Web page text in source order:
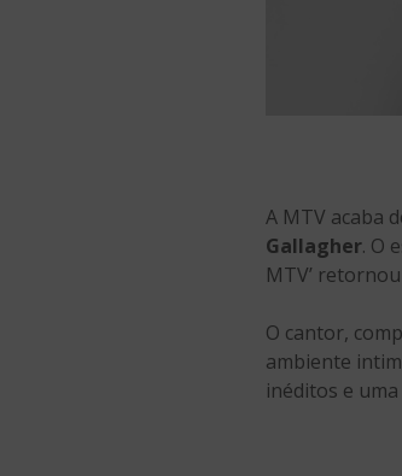
A MTV acaba
Gallagher. O
MTV’
O cantor,
ambiente
inéditos e uma